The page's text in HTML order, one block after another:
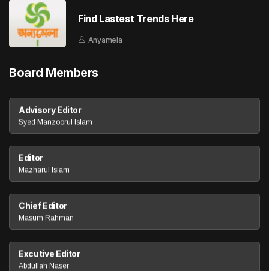
Find Lastest Trends Here
Anyamela
Board Members
Advisory Editor
Syed Manzoorul Islam
Editor
Mazharul Islam
Chief Editor
Masum Rahman
Excutive Editor
Abdullah Naser